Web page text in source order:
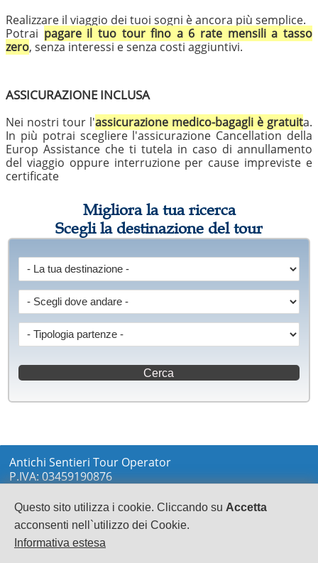
Questo sito utilizza i cookie. Cliccando su Accetta
acconsenti nell`utilizzo dei Cookie.
Informativa estesa
Realizzare il viaggio dei tuoi sogni è ancora più semplice.
Potrai pagare il tuo tour fino a 6 rate mensili a tasso
zero, senza interessi e senza costi aggiuntivi.
ASSICURAZIONE INCLUSA
Nei nostri tour l'assicurazione medico-bagagli è gratuita.
In più potrai scegliere l'assicurazione Cancellation della
Europ Assistance che ti tutela in caso di annullamento
del viaggio oppure interruzione per cause impreviste e
certificate
Migliora la tua ricerca
Scegli la destinazione del tour
Antichi Sentieri Tour Operator
P.IVA: 03459190876
LOCRI
0964233148
info@antichisentieri.it